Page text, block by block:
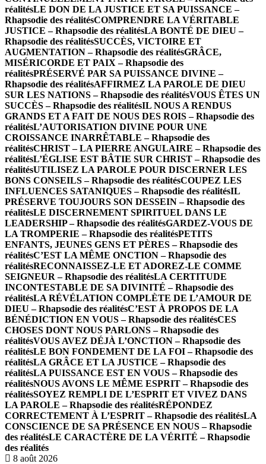
réalitésLE DON DE LA JUSTICE ET SA PUISSANCE –
Rhapsodie des réalitésCOMPRENDRE LA VÉRITABLE
JUSTICE – Rhapsodie des réalitésLA BONTÉ DE DIEU –
Rhapsodie des réalitésSUCCÈS, VICTOIRE ET
AUGMENTATION – Rhapsodie des réalitésGRÂCE,
MISÉRICORDE ET PAIX – Rhapsodie des
réalitésPRÉSERVÉ PAR SA PUISSANCE DIVINE –
Rhapsodie des réalitésAFFIRMEZ LA PAROLE DE DIEU
SUR LES NATIONS – Rhapsodie des réalitésVOUS ÊTES UN
SUCCÈS – Rhapsodie des réalitésIL NOUS A RENDUS
GRANDS ET A FAIT DE NOUS DES ROIS – Rhapsodie des
réalitésL’AUTORISATION DIVINE POUR UNE
CROISSANCE INARRÊTABLE – Rhapsodie des
réalitésCHRIST – LA PIERRE ANGULAIRE – Rhapsodie des
réalitésL’ÉGLISE EST BÂTIE SUR CHRIST – Rhapsodie des
réalitésUTILISEZ LA PAROLE POUR DISCERNER LES
BONS CONSEILS – Rhapsodie des réalitésCOUPEZ LES
INFLUENCES SATANIQUES – Rhapsodie des réalitésIL
PRÉSERVE TOUJOURS SON DESSEIN – Rhapsodie des
réalitésLE DISCERNEMENT SPIRITUEL DANS LE
LEADERSHIP – Rhapsodie des réalitésGARDEZ-VOUS DE
LA TROMPERIE – Rhapsodie des réalitésPETITS
ENFANTS, JEUNES GENS ET PÈRES – Rhapsodie des
réalitésC’EST LA MÊME ONCTION – Rhapsodie des
réalitésRECONNAISSEZ-LE ET ADOREZ-LE COMME
SEIGNEUR – Rhapsodie des réalitésLA CERTITUDE
INCONTESTABLE DE SA DIVINITÉ – Rhapsodie des
réalitésLA RÉVÉLATION COMPLÈTE DE L’AMOUR DE
DIEU – Rhapsodie des réalitésC’EST À PROPOS DE LA
BÉNÉDICTION EN VOUS – Rhapsodie des réalitésCES
CHOSES DONT NOUS PARLONS – Rhapsodie des
réalitésVOUS AVEZ DÉJÀ L’ONCTION – Rhapsodie des
réalitésLE BON FONDEMENT DE LA FOI – Rhapsodie des
réalitésLA GRÂCE ET LA JUSTICE – Rhapsodie des
réalitésLA PUISSANCE EST EN VOUS – Rhapsodie des
réalitésNOUS AVONS LE MÊME ESPRIT – Rhapsodie des
réalitésSOYEZ REMPLI DE L’ESPRIT ET VIVEZ DANS
LA PAROLE – Rhapsodie des réalitésRÉPONDEZ
CORRECTEMENT À L’ESPRIT – Rhapsodie des réalitésLA
CONSCIENCE DE SA PRÉSENCE EN NOUS – Rhapsodie
des réalitésLE CARACTÈRE DE LA VÉRITÉ – Rhapsodie
des réalités
8 août 2026